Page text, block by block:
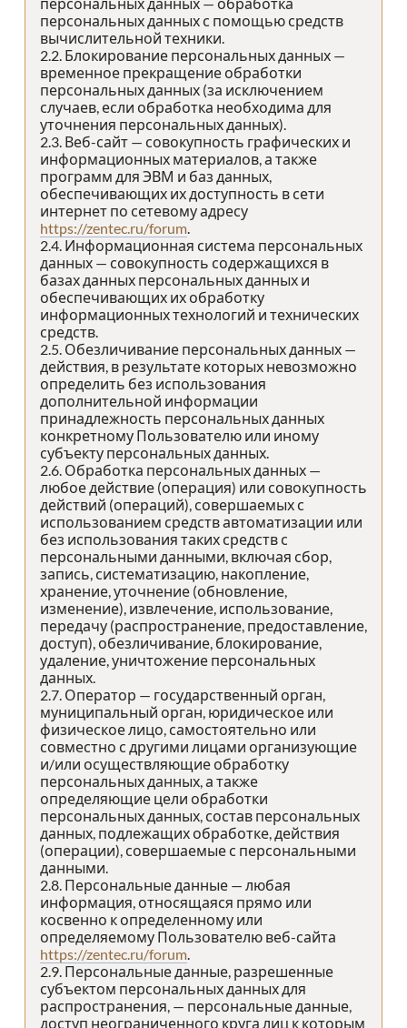
персональных данных с помощью средств
вычислительной техники.
2.2. Блокирование персональных данных —
временное прекращение обработки
персональных данных (за исключением
случаев, если обработка необходима для
уточнения персональных данных).
2.3. Веб-сайт — совокупность графических и
информационных материалов, а также
программ для ЭВМ и баз данных,
обеспечивающих их доступность в сети
интернет по сетевому адресу
https://zentec.ru/forum.
2.4. Информационная система персональных
данных — совокупность содержащихся в
базах данных персональных данных и
обеспечивающих их обработку
информационных технологий и технических
средств.
2.5. Обезличивание персональных данных —
действия, в результате которых невозможно
определить без использования
дополнительной информации
принадлежность персональных данных
конкретному Пользователю или иному
субъекту персональных данных.
2.6. Обработка персональных данных —
любое действие (операция) или совокупность
действий (операций), совершаемых с
использованием средств автоматизации или
без использования таких средств с
персональными данными, включая сбор,
запись, систематизацию, накопление,
хранение, уточнение (обновление,
изменение), извлечение, использование,
передачу (распространение, предоставление,
доступ), обезличивание, блокирование,
удаление, уничтожение персональных
данных.
2.7. Оператор — государственный орган,
муниципальный орган, юридическое или
физическое лицо, самостоятельно или
совместно с другими лицами организующие
и/или осуществляющие обработку
персональных данных, а также
определяющие цели обработки
персональных данных, состав персональных
данных, подлежащих обработке, действия
(операции), совершаемые с персональными
данными.
2.8. Персональные данные — любая
информация, относящаяся прямо или
косвенно к определенному или
определяемому Пользователю веб-сайта
https://zentec.ru/forum.
2.9. Персональные данные, разрешенные
субъектом персональных данных для
распространения, — персональные данные,
доступ неограниченного круга лиц к которым